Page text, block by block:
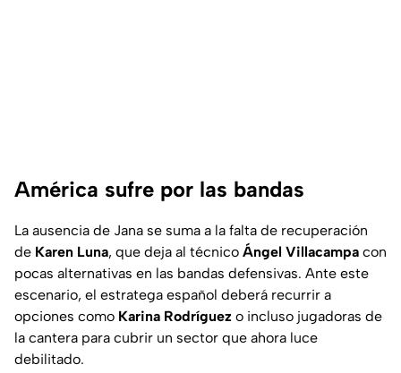
América sufre por las bandas
La ausencia de Jana se suma a la falta de recuperación
de Karen Luna, que deja al técnico Ángel Villacampa con
pocas alternativas en las bandas defensivas. Ante este
escenario, el estratega español deberá recurrir a
opciones como Karina Rodríguez o incluso jugadoras de
la cantera para cubrir un sector que ahora luce
debilitado.